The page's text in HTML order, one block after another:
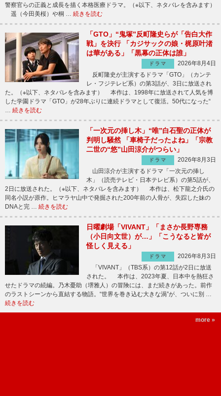
警察官らの正義と成長を描く本格医療ドラマ。（※以下、ネタバレを含みます）
遥（今田美桜）や桐 … 続きを読む
「GTO」“鬼塚”反町隆史らが「告白大作
戦」を決行 「カジサックの娘・梶原叶渚
は華がある」「黒幕の正体は誰」
ドラマ
2026年8月4日
反町隆史が主演するドラマ「GTO」（カンテ
レ・フジテレビ系）の第3話が、3日に放送され
た。（※以下、ネタバレを含みます） 本作は、1998年に放送されて人気を博
した学園ドラマ「GTO」が28年ぶりに連続ドラマとして復活。50代になった“
続きを読む
「一次元の挿し木」“唯”白石聖の正体が
判明し騒然 「車椅子だったよね」「宗教
二世の“悠”山田涼介がつらい」
ドラマ
2026年8月3日
山田涼介が主演するドラマ「一次元の挿し
木」（読売テレビ・日本テレビ系）の第5話が、
2日に放送された。（※以下、ネタバレを含みます） 本作は、松下龍之介氏の
同名小説が原作。ヒマラヤ山中で発掘された200年前の人骨が、失踪した妹の
DNAと完 … 続きを読む
日曜劇場「VIVANT」「まさか長野専務
（小日向文世）が…」「こうなると皆が
怪しく見える」
ドラマ
2026年8月3日
「VIVANT」（TBS系）の第12話が2日に放送
された。 本作は、2023年夏、日本中を熱狂さ
せたドラマの続編。乃木憂助（堺雅人）の冒険には、まだ続きがあった。前作
のラストシーンから直結する物語。“世界を巻き込む大きな渦”が、ついに別 …
続きを読む
more »